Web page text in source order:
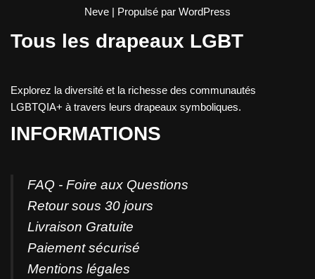
Neve | Propulsé par WordPress
Tous les drapeaux LGBT
Explorez la diversité et la richesse des communautés
LGBTQIA+ à travers leurs drapeaux symboliques.
INFORMATIONS
FAQ - Foire aux Questions
Retour sous 30 jours
Livraison Gratuite
Paiement sécurisé
Mentions légales